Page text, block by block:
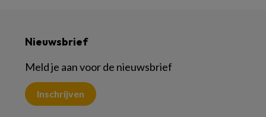
Nieuwsbrief
Meld je aan voor de nieuwsbrief
Inschrijven